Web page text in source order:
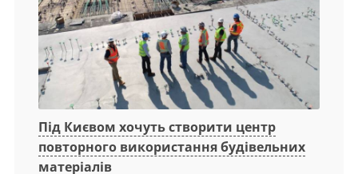
Під Києвом хочуть створити центр
повторного використання будівельних
матеріалів